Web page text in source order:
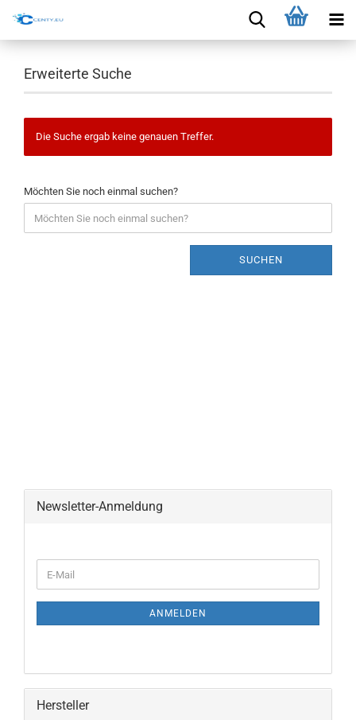
Erweiterte Suche
Die Suche ergab keine genauen Treffer.
Möchten Sie noch einmal suchen?
SUCHEN
Newsletter-Anmeldung
ANMELDEN
Hersteller